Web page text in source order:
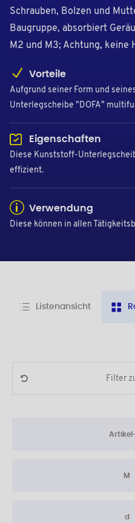
Schrauben, Bolzen und
Baugruppe, absorbiert
M2 und M3; Achtung, keine
Vorteile
Aufgrund seiner Form und
Unterlegscheibe "DOFA"
Eigenschaften
Diese Kunststoff-
effizient.
Verwendung
Diese können in allen
Listenansicht
Filter
M
d